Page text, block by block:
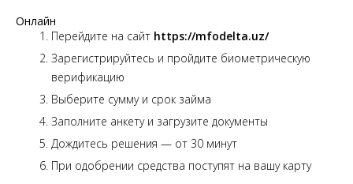
Онлайн
Перейдите на сайт https://mfodelta.uz/
Зарегистрируйтесь и пройдите биометрическую
верификацию
Выберите сумму и срок займа
Заполните анкету и загрузите документы
Дождитесь решения — от 30 минут
При одобрении средства поступят на вашу карту